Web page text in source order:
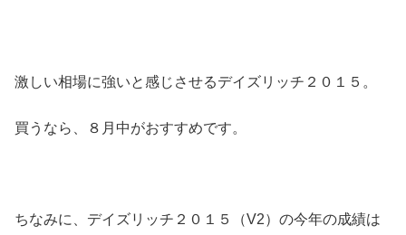
激しい相場に強いと感じさせるデイズリッチ２０１５。
買うなら、８月中がおすすめです。
ちなみに、デイズリッチ２０１５（V2）の今年の成績は